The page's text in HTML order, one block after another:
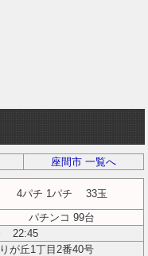
座間市 一覧へ
4パチ 1パチ 33玉
パチンコ 99台
22:45
が丘1丁目2番40号